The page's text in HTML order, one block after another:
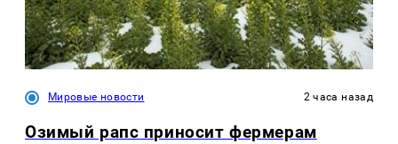
Мировые новости 2 часа назад
Озимый рапс приносит фермерам